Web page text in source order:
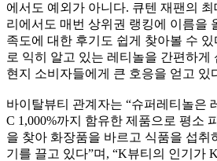
에서도 예외가 아니다. 큐텐 재팬의
리에서도 매번 상위권 랭킹에 이름을
족도에 대한 후기도 쉽게 찾아볼 수
로 익히 알고 있는 레티놀을 간편하게
현지 소비자들에게 큰 호응을 얻고 있
바이탈뷰티 관계자는 “슈퍼레티놀은
C 1,000%까지 함유한 제품으로 평소
을 찾아 화장품을 바르고 식품을 섭취
기를 끌고 있다”며, “K뷰티의 인기가